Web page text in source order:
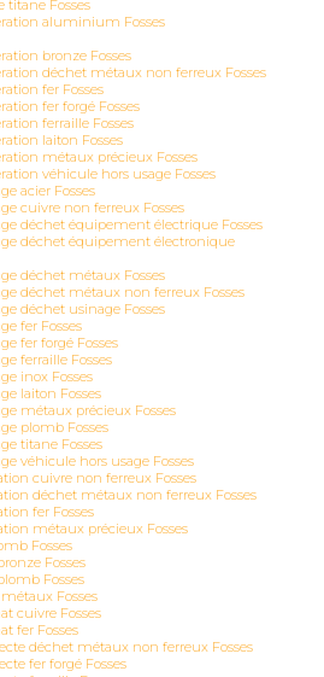
titane Fosses
aluminium Fosses
bronze Fosses
déchet métaux non ferreux Fosses
fer Fosses
fer forgé Fosses
ferraille Fosses
laiton Fosses
métaux précieux Fosses
véhicule hors usage Fosses
acier Fosses
cuivre non ferreux Fosses
déchet équipement électrique Fosses
déchet équipement électronique
déchet métaux Fosses
déchet métaux non ferreux Fosses
déchet usinage Fosses
fer Fosses
fer forgé Fosses
ferraille Fosses
inox Fosses
laiton Fosses
métaux précieux Fosses
plomb Fosses
titane Fosses
véhicule hors usage Fosses
cuivre non ferreux Fosses
déchet métaux non ferreux Fosses
fer Fosses
métaux précieux Fosses
Fosses
Fosses
Fosses
Fosses
cuivre Fosses
fer Fosses
déchet métaux non ferreux Fosses
fer forgé Fosses